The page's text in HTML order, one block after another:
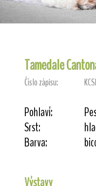
Tamedale
Číslo zápisu:
Pohlaví:
Srst:
Barva: